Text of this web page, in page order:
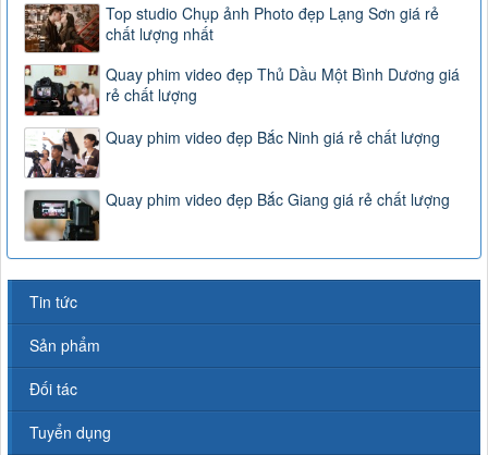
Top studio Chụp ảnh Photo đẹp Lạng Sơn giá rẻ
chất lượng nhất
Quay phim video đẹp Thủ Dầu Một Bình Dương giá
rẻ chất lượng
Quay phim video đẹp Bắc Ninh giá rẻ chất lượng
Quay phim video đẹp Bắc Giang giá rẻ chất lượng
Tin tức
Sản phẩm
Đối tác
Tuyển dụng